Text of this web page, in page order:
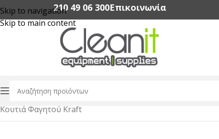
Skip to navigation
Skip to main content
210 49 06 300‬Επικοινωνία
Αρχική σελίδα/Συσκευασία Τροφίμων
Κουτιά Φαγητού Kraft